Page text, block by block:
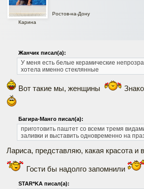
Карина
Ростов-на-Дону
Жанчик писал(а):
У меня есть белые керамические
хотела именно стеклянные
Вот такие мы, женщины
Багира-Манго писал(а):
приготовить паштет со всеми тремя
заливки и выставить одновременно на
Лариса, представляю, какая красота и
Гости бы надолго запомнили
STAR*KA писал(а):